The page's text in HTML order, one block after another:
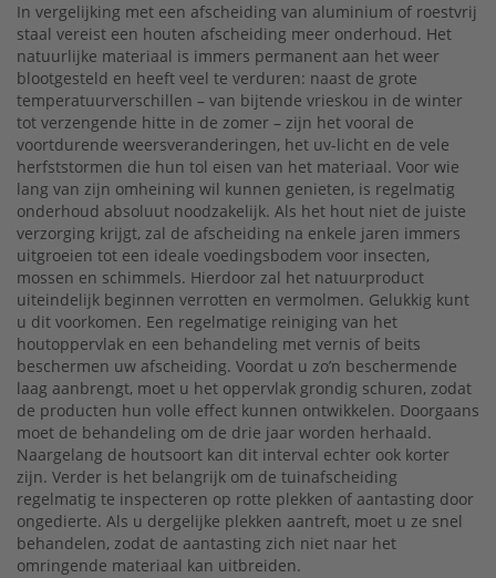
In vergelijking met een afscheiding van aluminium of roestvrij
staal vereist een houten afscheiding meer onderhoud. Het
natuurlijke materiaal is immers permanent aan het weer
blootgesteld en heeft veel te verduren: naast de grote
temperatuurverschillen – van bijtende vrieskou in de winter
tot verzengende hitte in de zomer – zijn het vooral de
voortdurende weersveranderingen, het uv-licht en de vele
herfststormen die hun tol eisen van het materiaal. Voor wie
lang van zijn omheining wil kunnen genieten, is regelmatig
onderhoud absoluut noodzakelijk. Als het hout niet de juiste
verzorging krijgt, zal de afscheiding na enkele jaren immers
uitgroeien tot een ideale voedingsbodem voor insecten,
mossen en schimmels. Hierdoor zal het natuurproduct
uiteindelijk beginnen verrotten en vermolmen. Gelukkig kunt
u dit voorkomen. Een regelmatige reiniging van het
houtoppervlak en een behandeling met vernis of beits
beschermen uw afscheiding. Voordat u zo’n beschermende
laag aanbrengt, moet u het oppervlak grondig schuren, zodat
de producten hun volle effect kunnen ontwikkelen. Doorgaans
moet de behandeling om de drie jaar worden herhaald.
Naargelang de houtsoort kan dit interval echter ook korter
zijn. Verder is het belangrijk om de tuinafscheiding
regelmatig te inspecteren op rotte plekken of aantasting door
ongedierte. Als u dergelijke plekken aantreft, moet u ze snel
behandelen, zodat de aantasting zich niet naar het
omringende materiaal kan uitbreiden.